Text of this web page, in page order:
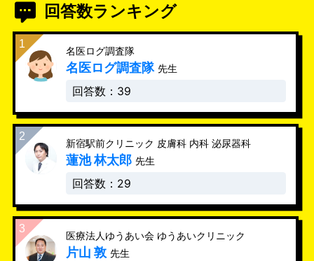
回答数ランキング
名医ログ調査隊
名医ログ調査隊 先生
回答数：39
新宿駅前クリニック 皮膚科 内科 泌尿器科
蓮池 林太郎 先生
回答数：29
医療法人ゆうあい会 ゆうあいクリニック
片山 敦 先生